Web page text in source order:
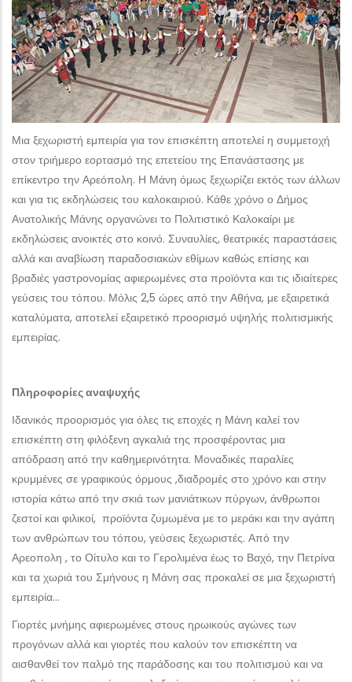
Μια ξεχωριστή εμπειρία για τον επισκέπτη αποτελεί η συμμετοχή
στον τριήμερο εορτασμό της επετείου της Επανάστασης με
επίκεντρο την Αρεόπολη. Η Μάνη όμως ξεχωρίζει εκτός των άλλων
και για τις εκδηλώσεις του καλοκαιριού. Κάθε χρόνο ο Δήμος
Ανατολικής Μάνης οργανώνει το Πολιτιστικό Καλοκαίρι με
εκδηλώσεις ανοικτές στο κοινό. Συναυλίες, θεατρικές παραστάσεις
αλλά και αναβίωση παραδοσιακών εθίμων καθώς επίσης και
βραδιές γαστρονομίας αφιερωμένες στα προϊόντα και τις ιδιαίτερες
γεύσεις του τόπου. Μόλις 2,5 ώρες από την Αθήνα, με εξαιρετικά
καταλύματα, αποτελεί εξαιρετικό προορισμό υψηλής πολιτισμικής
εμπειρίας.
Πληροφορίες αναψυχής
Ιδανικός προορισμός για όλες τις εποχές η Μάνη καλεί τον
επισκέπτη στη φιλόξενη αγκαλιά της προσφέροντας μια
απόδραση από την καθημερινότητα. Μοναδικές παραλίες
κρυμμένες σε γραφικούς όρμους ,διαδρομές στο χρόνο και στην
ιστορία κάτω από την σκιά των μανιάτικων πύργων, άνθρωποι
ζεστοί και φιλικοί, προϊόντα ζυμωμένα με το μεράκι και την αγάπη
των ανθρώπων του τόπου, γεύσεις ξεχωριστές. Από την
Αρεοπολη , το Οίτυλο και το Γερολιμένα έως το Βαχό, την Πετρίνα
και τα χωριά του Σμήνους η Μάνη σας προκαλεί σε μια ξεχωριστή
εμπειρία…
Γιορτές μνήμης αφιερωμένες στους ηρωικούς αγώνες των
προγόνων αλλά και γιορτές που καλούν τον επισκέπτη να
αισθανθεί τον παλμό της παράδοσης και του πολιτισμού και να